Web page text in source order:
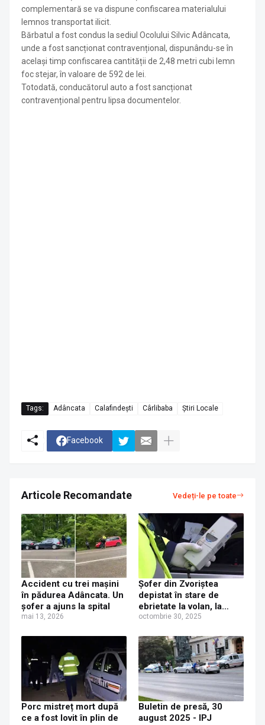
complementară se va dispune confiscarea materialului
lemnos transportat ilicit.
Bărbatul a fost condus la sediul Ocolului Silvic Adâncata,
unde a fost sancționat contravențional, dispunându-se în
același timp confiscarea cantității de 2,48 metri cubi lemn
foc stejar, în valoare de 592 de lei.
Totodată, conducătorul auto a fost sancționat
contravențional pentru lipsa documentelor.
Tags: Adâncata Calafindești Cârlibaba Știri Locale
Facebook
Articole Recomandate Vedeți-le pe toate
Accident cu trei mașini
în pădurea Adâncata. Un
șofer a ajuns la spital
mai 13, 2026
Şofer din Zvoriștea
depistat în stare de
ebrietate la volan, la
Adâncata
octombrie 30, 2025
Porc mistreț mort după
ce a fost lovit în plin de
Buletin de presă, 30
august 2025 - IPJ